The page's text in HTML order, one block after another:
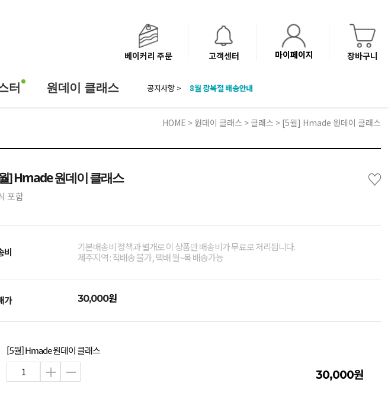
베이커리 주문 고객센터 마이페이지 장바구니
터 원데이 클래스 공지사항 >
'NEW 바이브믹스 or 바리스타시럽 1종' 체험단 발표
HOME > 원데이 클래스 >클래스 > [5월] Hmade 원데이 클래스
] Hmade 원데이 클래스 ♡
포함
비
기본배송비 정책과 별개로 이 상품만 배송비가 무료로 처리됩니다.
제주지역 : 직배송 불가, 택배 월~목 배송가능
가 30,000원
[5월] Hmade 원데이 클래스
30,000원